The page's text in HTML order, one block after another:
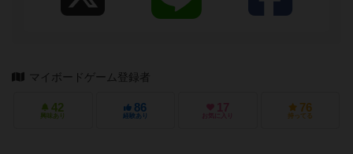
マイボードゲーム登録者
42
興味あり
86
経験あり
17
お気に入り
76
持ってる